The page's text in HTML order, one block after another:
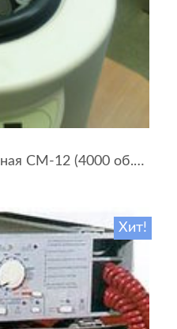
Центрифуга лабораторная СМ-12 (4000 об.мин, 12 пробирок)
Хит!